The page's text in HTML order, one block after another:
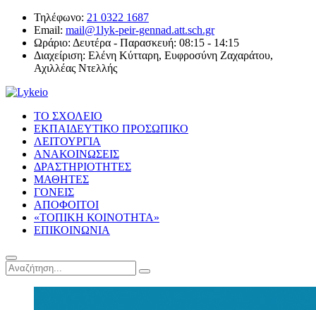
Τηλέφωνο: 21 0322 1687
Email: mail@1lyk-peir-gennad.att.sch.gr
Ωράριο: Δευτέρα - Παρασκευή: 08:15 - 14:15
Διαχείριση: Ελένη Κύτταρη, Ευφροσύνη Ζαχαράτου,
Αχιλλέας Ντελλής
ΤΟ ΣΧΟΛΕΙΟ
ΕΚΠΑΙΔΕΥΤΙΚΟ ΠΡΟΣΩΠΙΚΟ
ΛΕΙΤΟΥΡΓΙΑ
ΑΝΑΚΟΙΝΩΣΕΙΣ
ΔΡΑΣΤΗΡΙΟΤΗΤΕΣ
ΜΑΘΗΤΕΣ
ΓΟΝΕΙΣ
ΑΠΟΦΟΙΤΟΙ
«ΤΟΠΙΚΗ ΚΟΙΝΟΤΗΤΑ»
ΕΠΙΚΟΙΝΩΝΙΑ